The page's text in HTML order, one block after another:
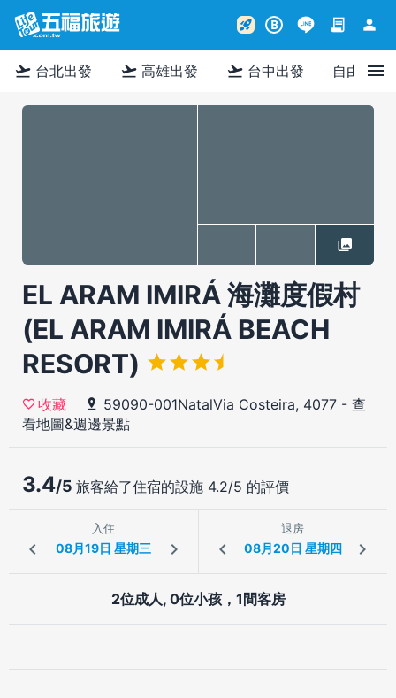
rocket_launch B contract person
flight_takeoff 台北出發 flight_takeoff 高雄出發 flight_takeoff 台中出發 自由行menu
EL ARAM IMIRÁ 海灘度假村
(EL ARAM IMIRÁ BEACH
RESORT)
收藏 59090-001NatalVia Costeira, 4077 - 查
看地圖&週邊景點
3.4/5 旅客給了住宿的設施 4.2/5 的評價
入住 退房
2位成人, 0位小孩，1間客房